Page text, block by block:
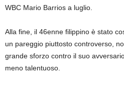
WBC Mario Barrios a luglio.
Alla fine, il 46enne filippino è stato
un pareggio piuttosto controverso,
grande sforzo contro il suo
meno talentuoso.